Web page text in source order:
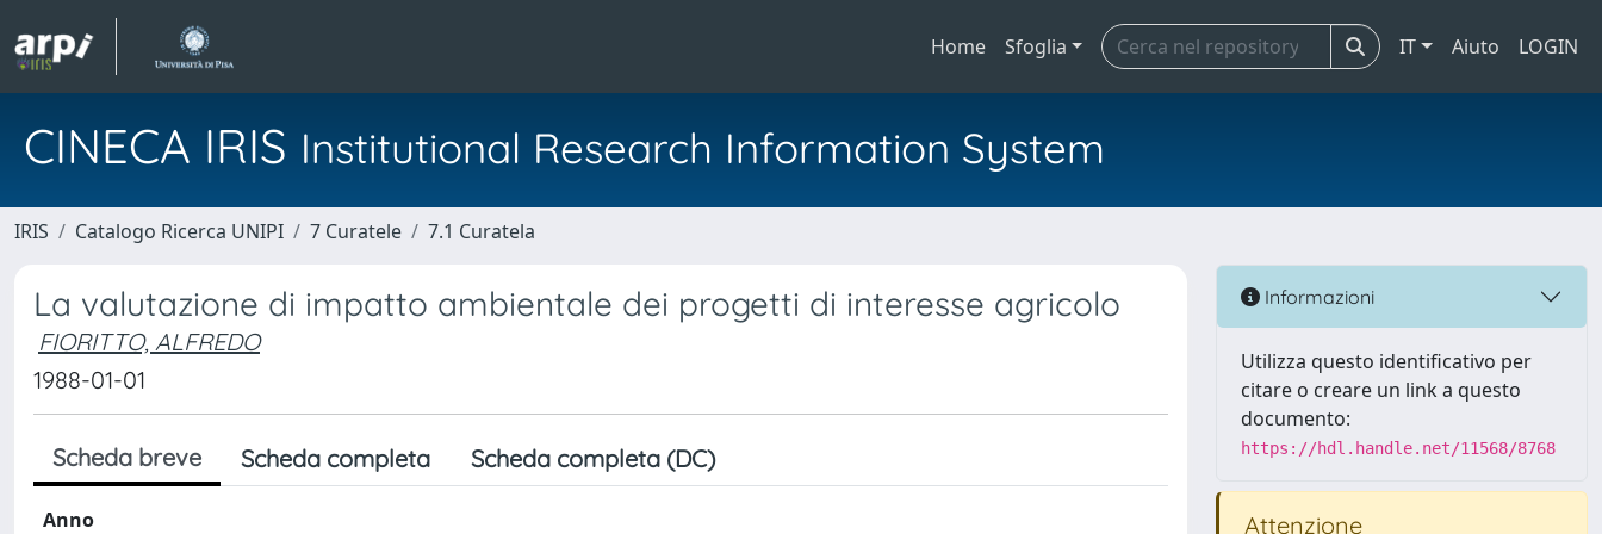
Home Sfoglia IT Aiuto LOGIN
CINECA IRIS Institutional Research Information System
IRIS Catalogo Ricerca UNIPI 7 Curatele 7.1 Curatela
La valutazione di impatto ambientale dei progetti di interesse agricolo
FIORITTO, ALFREDO
1988-01-01
Scheda breve Scheda completa Scheda completa (DC)
Anno
Informazioni
Utilizza questo identificativo per
citare o creare un link a questo
documento:
https://hdl.handle.net/11568/8768
Attenzione